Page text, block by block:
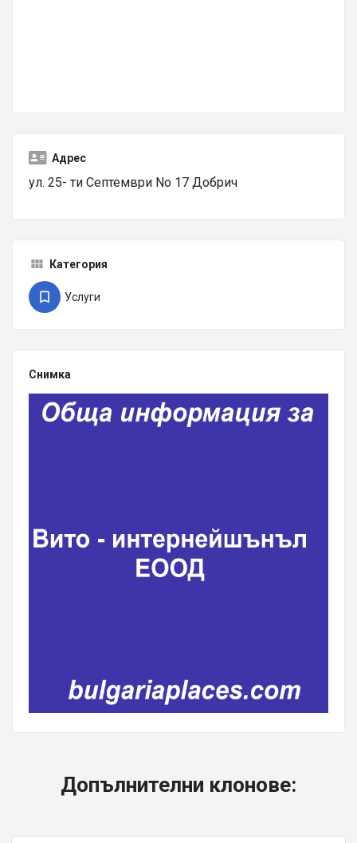
Адрес
ул. 25- ти Септември No 17 Добрич
Категория
Услуги
Снимка
Допълнителни клонове: